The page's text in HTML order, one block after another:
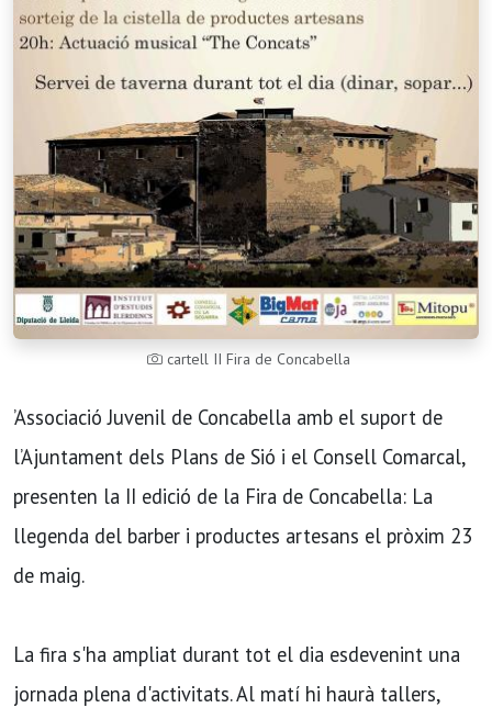
cartell II Fira de Concabella
’Associació Juvenil de Concabella amb el suport de
l’Ajuntament dels Plans de Sió i el Consell Comarcal,
presenten la II edició de la Fira de Concabella: La
llegenda del barber i productes artesans el pròxim 23
de maig.
La fira s'ha ampliat durant tot el dia esdevenint una
jornada plena d'activitats. Al matí hi haurà tallers,